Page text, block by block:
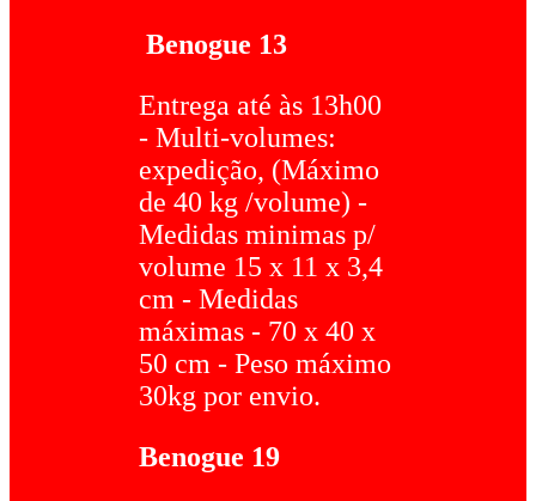
Benogue 13
Entrega até às 13h00
- Multi-volumes:
expedição, (Máximo
de 40 kg /volume) -
Medidas minimas p/
volume 15 x 11 x 3,4
cm - Medidas
máximas - 70 x 40 x
50 cm - Peso máximo
30kg por envio.
Benogue 19